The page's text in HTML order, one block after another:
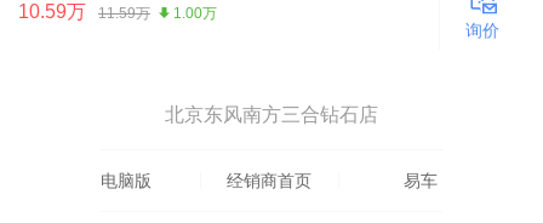
10.59万
11.59万 1.00万
询价
北京东风南方三合钻石店
电脑版 经销商首页 易车